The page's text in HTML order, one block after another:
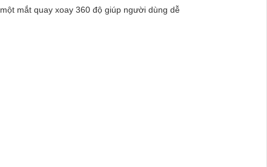
mắt quay xoay 360 độ giúp người dùng dễ
lượng cao.🔹 Kết nối không dây qua WiFi,